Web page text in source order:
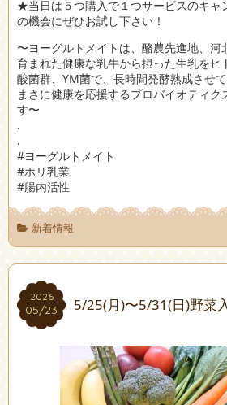
★当日は５つ購入で１つサービスのキャ
の機会にぜひお試し下さい！
〜ヨーグルトメイトは、酪農先進地、
育まれた健康な乳牛から摂った生乳をヒ
酸菌群、YM菌で、長時間発酵熟成させて
まさに健康を応援するプロバイオティ
す〜
.
.
#ヨーグルトメイト
#ホリ乳業
#腸内活性
新着情報
2026
05/23
2026
05/23 5/25(月)〜5/31(日)野菜